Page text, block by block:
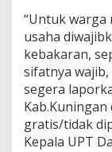
“Untuk warga
usaha
kebakaran,
sifatnya
segera
Kab.Kuningan
gratis/tidak
Kepala UPT